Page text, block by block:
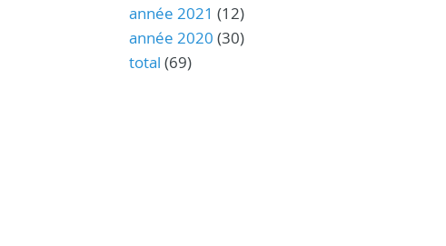
année 2021 (12)
année 2020 (30)
total (69)